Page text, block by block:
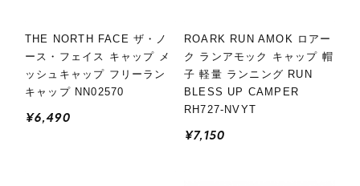
THE NORTH FACE ザ・ノ
ース・フェイス キャップ メ
ッシュキャップ フリーラン
キャップ NN02570
¥6,490
ROARK RUN AMOK ロアー
ク ランアモック キャップ 帽
子 軽量 ランニング RUN
BLESS UP CAMPER
RH727-NVYT
¥7,150